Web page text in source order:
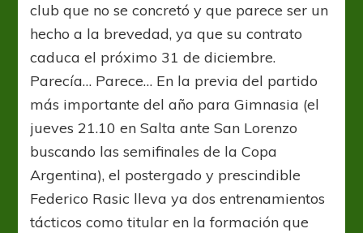
club que no se concretó y que parece ser un
hecho a la brevedad, ya que su contrato
caduca el próximo 31 de diciembre.
Parecía… Parece… En la previa del partido
más importante del año para Gimnasia (el
jueves 21.10 en Salta ante San Lorenzo
buscando las semifinales de la Copa
Argentina), el postergado y prescindible
Federico Rasic lleva ya dos entrenamientos
tácticos como titular en la formación que